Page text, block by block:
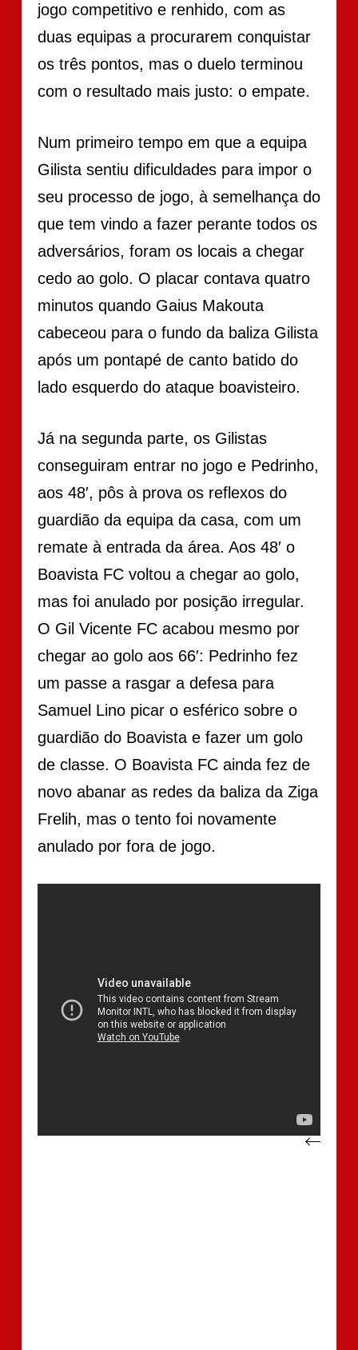
jogo competitivo e renhido, com as
duas equipas a procurarem conquistar
os três pontos, mas o duelo terminou
com o resultado mais justo: o empate.
Num primeiro tempo em que a equipa
Gilista sentiu dificuldades para impor o
seu processo de jogo, à semelhança do
que tem vindo a fazer perante todos os
adversários, foram os locais a chegar
cedo ao golo. O placar contava quatro
minutos quando Gaius Makouta
cabeceou para o fundo da baliza Gilista
após um pontapé de canto batido do
lado esquerdo do ataque boavisteiro.
Já na segunda parte, os Gilistas
conseguiram entrar no jogo e Pedrinho,
aos 48′, pôs à prova os reflexos do
guardião da equipa da casa, com um
remate à entrada da área. Aos 48′ o
Boavista FC voltou a chegar ao golo,
mas foi anulado por posição irregular.
O Gil Vicente FC acabou mesmo por
chegar ao golo aos 66′: Pedrinho fez
um passe a rasgar a defesa para
Samuel Lino picar o esférico sobre o
guardião do Boavista e fazer um golo
de classe. O Boavista FC ainda fez de
novo abanar as redes da baliza da Ziga
Frelih, mas o tento foi novamente
anulado por fora de jogo.